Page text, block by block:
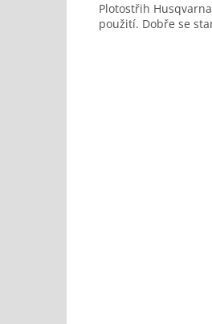
Plotostřih
použití. Dobře se